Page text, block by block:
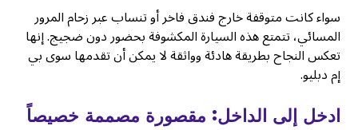
سواء كانت متوقفة خارج فندق فاخر أو تنساب عبر زحام المرور
المسائي، تتمتع هذه السيارة المكشوفة بحضور دون ضجيج. إنها
تعكس النجاح بطريقة هادئة وواثقة لا يمكن أن تقدمها سوى بي
إم دبليو.
ادخل إلى الداخل: مقصورة مصممة خصيصاً